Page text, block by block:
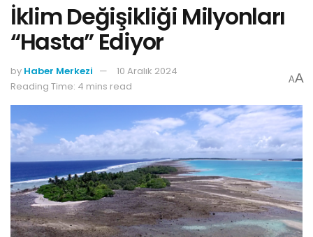
İklim Değişikliği Milyonları
“Hasta” Ediyor
by Haber Merkezi
10 Aralık 2024
Reading Time: 4 mins read
AA